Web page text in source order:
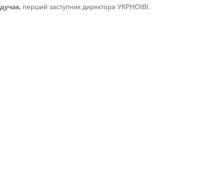
, перший заступник директора УКРНОІВІ.